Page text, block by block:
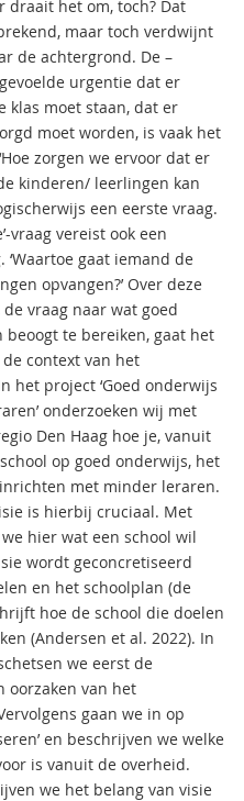
draait het om, toch? Dat
maar toch verdwijnt
de achtergrond. De –
urgentie dat er
klas moet staan, dat er
moet worden, is vaak het
zorgen we ervoor dat er
kinderen/ leerlingen kan
een eerste vraag.
vraag vereist ook een
‘Waartoe gaat iemand de
opvangen?’ Over deze
vraag naar wat goed
beoogt te bereiken, gaat het
context van het
het project ‘Goed onderwijs
onderzoeken wij met
Den Haag hoe je, vanuit
op goed onderwijs, het
met minder leraren.
is hierbij cruciaal. Met
hier wat een school wil
wordt geconcretiseerd
en het schoolplan (de
hoe de school die doelen
(Andersen et al. 2022). In
we eerst de
oorzaken van het
gaan we in op
en beschrijven we welke
is vanuit de overheid.
we het belang van visie